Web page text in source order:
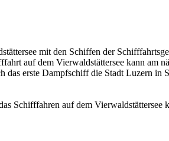
mit den Schiffen der
auf dem Vierwaldstättersee kann am
das erste Dampfschiff die Stadt Luzern in
Schifffahren auf dem Vierwaldstättersee